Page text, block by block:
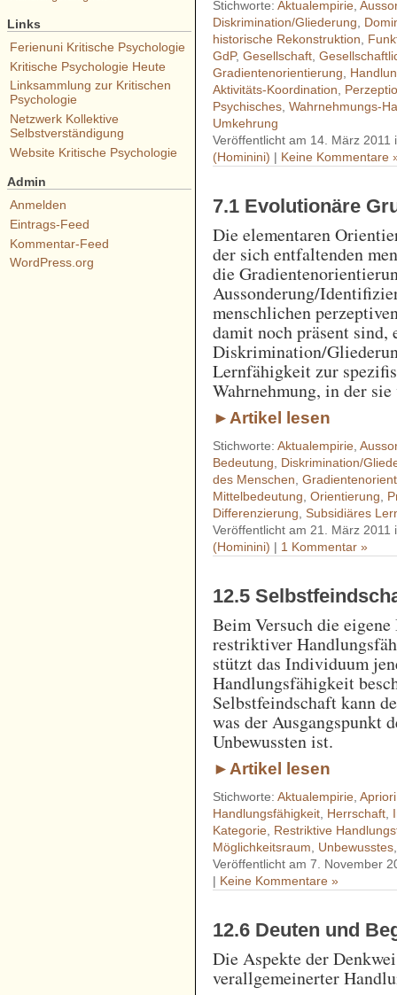
Stichworte:Aktualempirie ,
Diskrimination/Gliederung
historische Rekonstruktion
GdP,Gesellschaft ,
Gradientenorientierung
Aktivitäts-Koordination
Psychisches ,Wahrnehmungs-
Umkehrung
Veröffentlicht am 14. März 2011
(Hominini) | Keine Kommentare
7.1 Evolutionäre
Die elementaren
der sich entfaltenden
die
Aussonderung/
menschlichen
damit noch präsent
Diskrimination/
Lernfähigkeit zur
Wahrnehmung, in der
►Artikel lesen
Stichworte:Aktualempirie,
Bedeutung, Diskrimination/
des Menschen,
Mittelbedeutung,Orientierung,
Differenzierung,Subsidiäres
Veröffentlicht am 21. März 2011
(Hominini) | 1 Kommentar »
12.5
Beim Versuch die
restriktiver
stützt das Individuum
Handlungsfähigkeit
Selbstfeindschaft kann
was der Ausgangspunkt
Unbewussten ist.
►Artikel lesen
Stichworte:Aktualempirie,
Handlungsfähigkeit, Herrschaft,
Kategorie, Restriktive
Möglichkeitsraum, Unbewusstes
Veröffentlicht am 7. November
| Keine Kommentare »
12.6 Deuten und
Die Aspekte der
verallgemeinerter
Links
Ferienuni Kritische Psychologie
Kritische Psychologie Heute
Linksammlung zur Kritischen
Psychologie
Netzwerk Kollektive
Selbstverständigung
Website Kritische Psychologie
Admin
Anmelden
Eintrags-Feed
Kommentar-Feed
WordPress.org